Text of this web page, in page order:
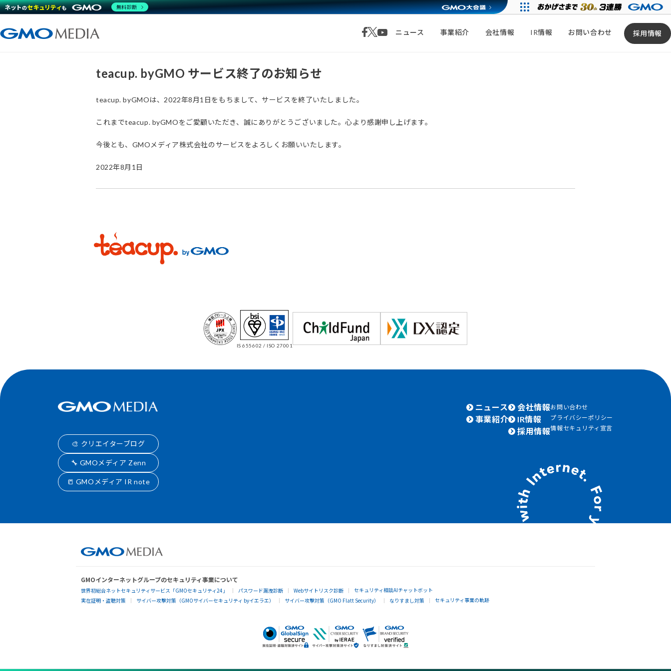
ニュース 事業紹介 会社情報 IR情報 お問い合わせ 採用情報
teacup. byGMO サービス終了のお知らせ
teacup. byGMOは、2022年8月1日をもちまして、サービスを終了いたしました。
これまでteacup. byGMOをご愛顧いただき、誠にありがとうございました。心より感謝申し上げます。
今後とも、GMOメディア株式会社のサービスをよろしくお願いいたします。
2022年8月1日
IS 655602 / ISO 27001
🎨 クリエイターブログ
🔧 GMOメディア Zenn
📒 GMOメディア IR note
ニュース
事業紹介
会社情報
IR情報
採用情報
お問い合わせ
プライバシーポリシー
情報セキュリティ宣言
GMOインターネットグループのセキュリティ事業について
世界初総合ネットセキュリティサービス「GMOセキュリティ24」 パスワード漏洩診断 Webサイトリスク診断
セキュリティ相談AIチャットボット
実在証明・盗聴対策
サイバー攻撃対策（GMOサイバーセキュリティ byイエラエ） サイバー攻撃対策（GMO Flatt Security） なりすまし対策 セキュリティ事業の軌跡
無料診断